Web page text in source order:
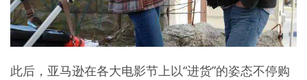
此后，亚马逊在各大电影节上以“进货”的姿态不停购